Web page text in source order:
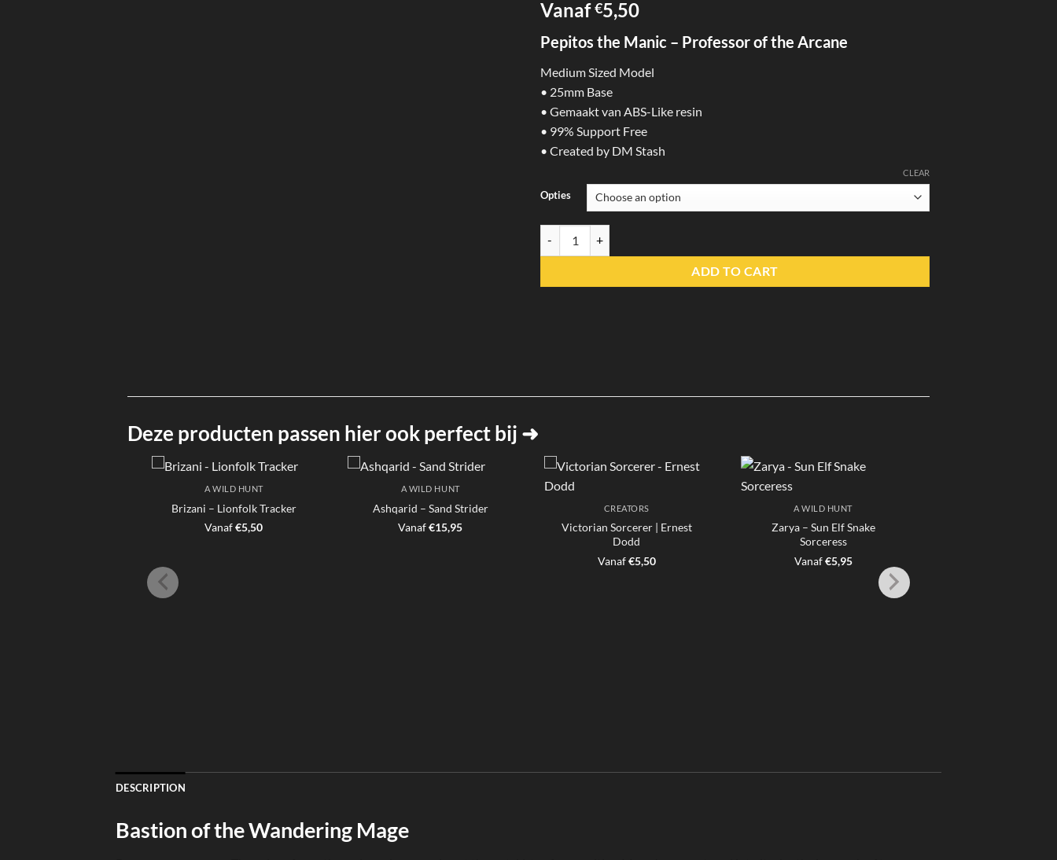
Vanaf€5,50
Pepitos the Manic – Professor of the Arcane
Medium Sized Model
• 25mm Base
• Gemaakt van ABS-Like resin
• 99% Support Free
• Created by DM Stash
Opties
CLEAR
ADD TO CART
Deze producten passen hier ook perfect bij ➜
A WILD HUNT
Brizani – Lionfolk Tracker
Vanaf€5,50
A WILD HUNT
Ashqarid – Sand Strider
Vanaf€15,95
CREATORS
Victorian Sorcerer | Ernest
Dodd
Vanaf€5,50
A WILD HUNT
Zarya – Sun Elf Snake
Sorceress
Vanaf€5,95
DESCRIPTION
Bastion of the Wandering Mage